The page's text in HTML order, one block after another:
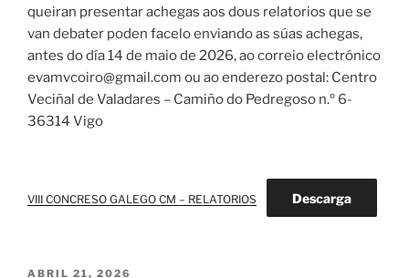
queiran presentar achegas aos dous relatorios que se
van debater poden facelo enviando as súas achegas,
antes do día 14 de maio de 2026, ao correio electrónico
evamvcoiro@gmail.com ou ao enderezo postal: Centro
Veciñal de Valadares – Camiño do Pedregoso n.º 6-
36314 Vigo
VIII CONCRESO GALEGO CM – RELATORIOS Descarga
PUBLICADO
ABRIL 21, 2026